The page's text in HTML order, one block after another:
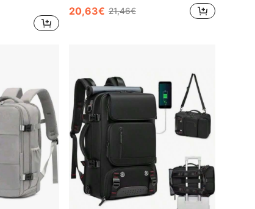
20,63€ 21,46€